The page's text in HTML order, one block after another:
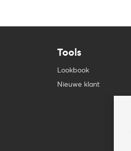
Tools
Lookbook
Nieuwe klant